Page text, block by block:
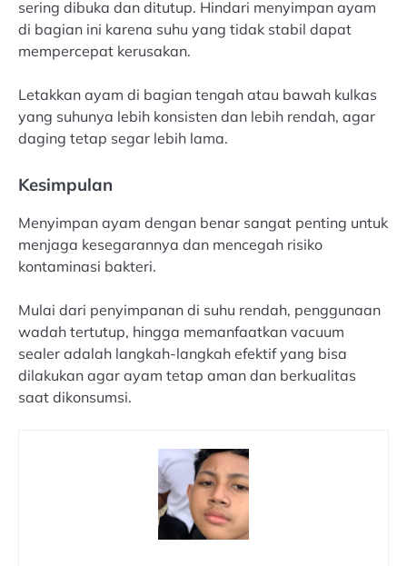
sering dibuka dan ditutup. Hindari menyimpan ayam
di bagian ini karena suhu yang tidak stabil dapat
mempercepat kerusakan.
Letakkan ayam di bagian tengah atau bawah kulkas
yang suhunya lebih konsisten dan lebih rendah, agar
daging tetap segar lebih lama.
Kesimpulan
Menyimpan ayam dengan benar sangat penting untuk
menjaga kesegarannya dan mencegah risiko
kontaminasi bakteri.
Mulai dari penyimpanan di suhu rendah, penggunaan
wadah tertutup, hingga memanfaatkan vacuum
sealer adalah langkah-langkah efektif yang bisa
dilakukan agar ayam tetap aman dan berkualitas
saat dikonsumsi.